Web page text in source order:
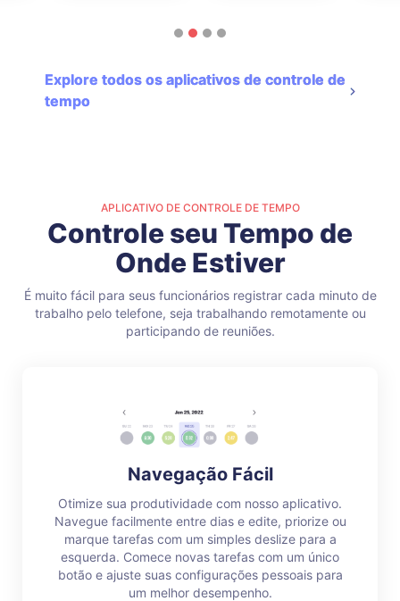
Explore todos os aplicativos de controle de
tempo
APLICATIVO DE CONTROLE DE TEMPO
Controle seu Tempo de
Onde Estiver
É muito fácil para seus funcionários registrar cada minuto de
trabalho pelo telefone, seja trabalhando remotamente ou
participando de reuniões.
Navegação Fácil
Otimize sua produtividade com nosso aplicativo.
Navegue facilmente entre dias e edite, priorize ou
marque tarefas com um simples deslize para a
esquerda. Comece novas tarefas com um único
botão e ajuste suas configurações pessoais para
um melhor desempenho.